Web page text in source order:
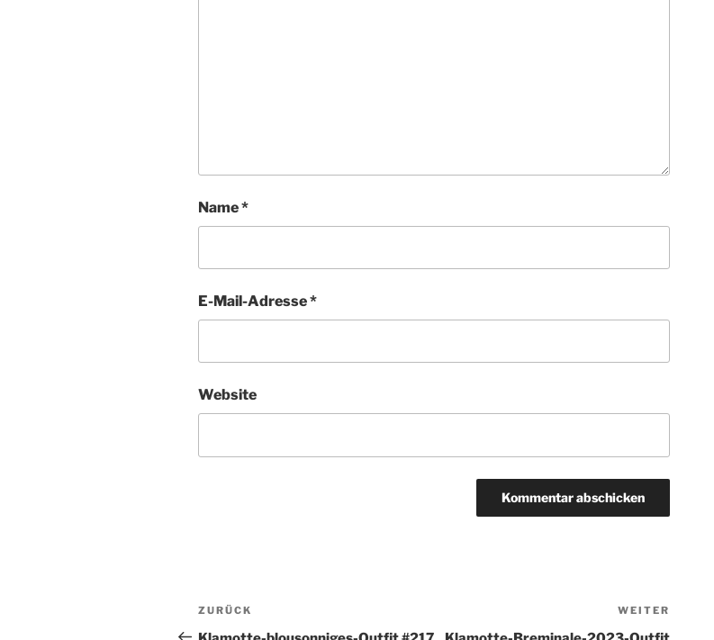
Name*
E-Mail-Adresse*
Website
Beitragsnavigation
Vorheriger
Beitrag
ZURÜCK
Beitrag
WEITER